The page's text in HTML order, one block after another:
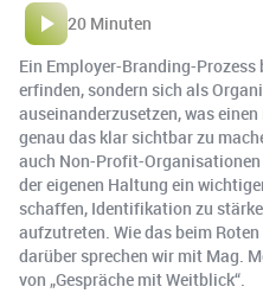
20 Minuten
Ein Employer-Branding-Prozess
erfinden, sondern sich als
auseinanderzusetzen, was
genau das klar sichtbar zu
auch Non-Profit-
der eigenen Haltung ein
schaffen, Identifikation zu
aufzutreten. Wie das beim
darüber sprechen wir mit Mag.
von „Gespräche mit Weitblick“.